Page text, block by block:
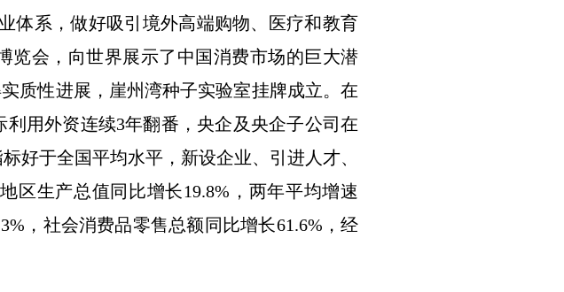
体系，做好吸引境外高端购物、医疗和教育
览会，向世界展示了中国消费市场的巨大潜
质性进展，崖州湾种子实验室挂牌成立。在
用外资连续3年翻番，央企及央企子公司在
好于全国平均水平，新设企业、引进人才、
区生产总值同比增长19.8%，两年平均增速
，社会消费品零售总额同比增长61.6%，经